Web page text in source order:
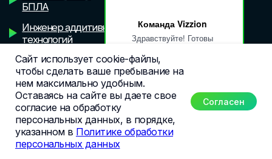
Команда Vizzion
Здравствуйте! Готовы
Вас вопросы!
Сайт использует cookie-файлы,
чтобы сделать ваше пребывание на
нем максимально удобным.
Оставаясь на сайте вы даете свое
согласие на обработку
персональных данных, в порядке,
указанном в Политике обработки
персональных данных
Согласен